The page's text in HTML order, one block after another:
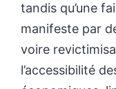
tandis qu’une
manifeste par
voire
l’accessibilité